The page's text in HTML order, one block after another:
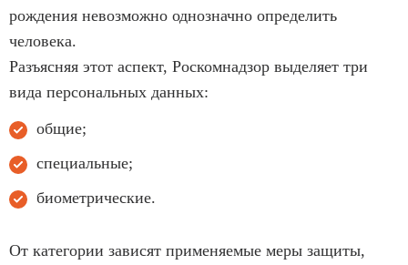
рождения невозможно однозначно определить
человека.
Разъясняя этот аспект, Роскомнадзор выделяет три
вида персональных данных:
общие;
специальные;
биометрические.
От категории зависят применяемые меры защиты,